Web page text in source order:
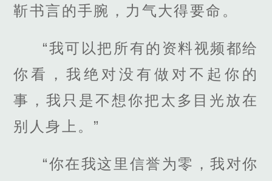
靳书言的手腕，力气大得要命。
“我可以把所有的资料视频都给
你看，我绝对没有做对不起你的
事，我只是不想你把太多目光放在
别人身上。”
“你在我这里信誉为零，我对你